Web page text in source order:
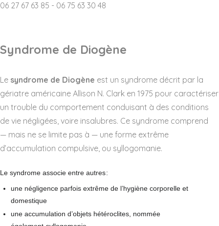
06 27 67 63 85 - 06 75 63 30 48
Syndrome de Diogène
Le syndrome de Diogène est un syndrome décrit par la
gériatre américaine Allison N. Clark en 1975 pour caractériser
un trouble du comportement conduisant à des conditions
de vie négligées, voire insalubres. Ce syndrome comprend
— mais ne se limite pas à — une forme extrême
d’accumulation compulsive, ou syllogomanie.
Le syndrome associe entre autres:
une négligence parfois extrême de l’hygiène corporelle et
domestique
une accumulation d’objets hétéroclites, nommée